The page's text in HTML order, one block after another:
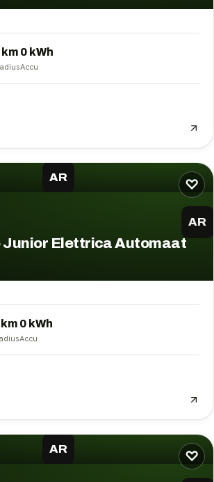
km 0 kWh
Accu
♡
AR
AR
Junior Elettrica Automaat
km 0 kWh
Accu
♡
AR